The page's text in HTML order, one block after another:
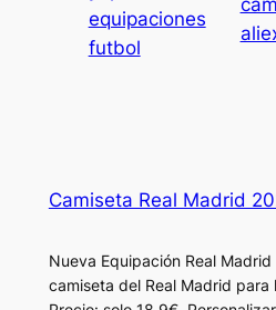
equipaciones
futbol
Camiseta Real Madrid
Nueva Equipación Real
camiseta del Real Madrid para